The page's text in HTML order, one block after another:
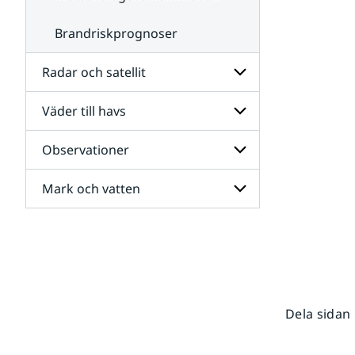
Brandriskprognoser
Radar och satellit
Undersidor
för
Radar
och
satellit
Väder till havs
Undersidor
för
Väder
till
havs
Observationer
Undersidor
för
Mark och vatten
Dela sidan